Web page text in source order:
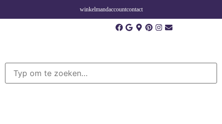
winkelmandaccountcontact